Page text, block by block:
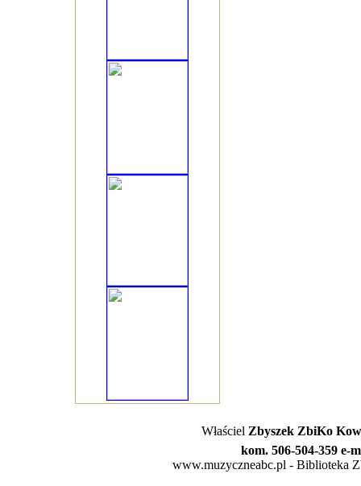
Właściel Zbyszek ZbiKo
kom. 506-504-359 e-
www.muzyczneabc.pl - Biblioteka